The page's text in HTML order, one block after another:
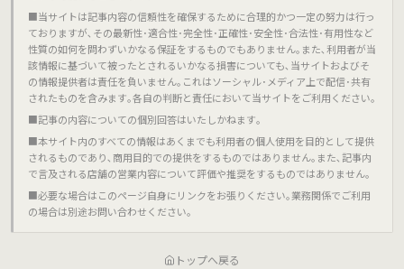
■当サイトは記事内容の信頼性を確保するために合理的かつ一定の努力は行っ
ておりますが､その最新性･適合性･完全性･正確性･安全性･合法性･有用性など
性質の如何を問わずいかなる保証をするものでもありません｡また､利用者が当
該情報に基づいて被ったとされるいかなる損害についても､当サイトおよびそ
の情報提供者は責任を負いません｡これはソーシャル･メディア上で配信･共有
されたものを含みます｡各自の判断と責任において当サイトをご利用ください｡
■記事の内容についての個別回答はいたしかねます｡
■本サイト内のすべての情報はあくまでも利用者の個人使用を目的として提供
されるものであり､商用目的での提供をするものではありません｡また､記事内
で言及される店舗の営業内容について評価や推奨をするものではありません｡
■必要な場合はこのページ自身にリンクをお張りください｡業務関係でご利用
の場合は別途お問い合わせください｡
トップへ戻る